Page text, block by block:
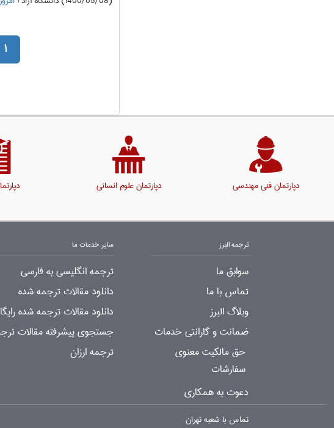
1
دپارتمان فنی مهندسی دپارتمان علوم انسانی
ترجمه البرز
سوابق ما
تماس با ما
وبلاگ البرز
ضمانت و گارانتی خدمات
حق مالکیت معنوی
سفارشات
دعوت به همکاری
سایر خدمات ما
ترجمه انگلیسی به فارسی
دانلود مقالات ترجمه شده
دانلود مقالات ترجمه شده
جستجوی پیشرفته مقالات
ترجمه ارزان
تماس با شعبه تهران